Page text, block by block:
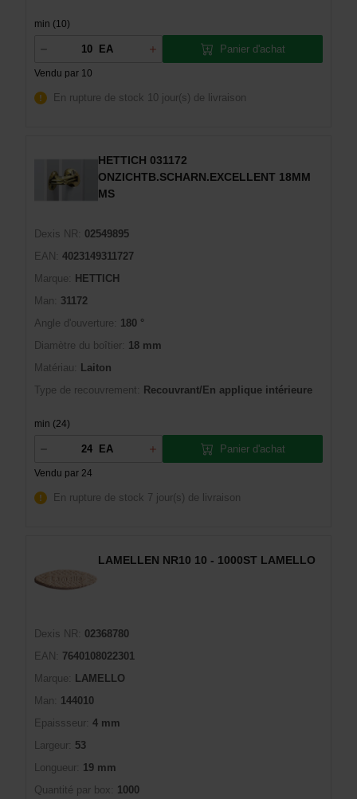
min (10)
EA
Vendu par 10
Panier d'achat
En rupture de stock 10 jour(s) de livraison
HETTICH 031172
ONZICHTB.SCHARN.EXCELLENT 18MM
MS
Dexis NR:
02549895
EAN:
4023149311727
Marque:
HETTICH
Man:
31172
Angle d'ouverture:
180 °
Diamètre du boîtier: 18 mm
Matériau:
Laiton
Type de recouvrement:
Recouvrant/En applique intérieure
min (24)
EA
Vendu par 24
Panier d'achat
En rupture de stock 7 jour(s) de livraison
LAMELLEN NR10 10 - 1000ST LAMELLO
Dexis NR:
02368780
EAN:
7640108022301
Marque:
LAMELLO
Man:
144010
Epaissseur: 4 mm
Largeur: 53
Longueur: 19 mm
Quantité par box:
1000